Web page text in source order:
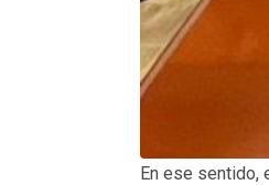
En ese sentido,